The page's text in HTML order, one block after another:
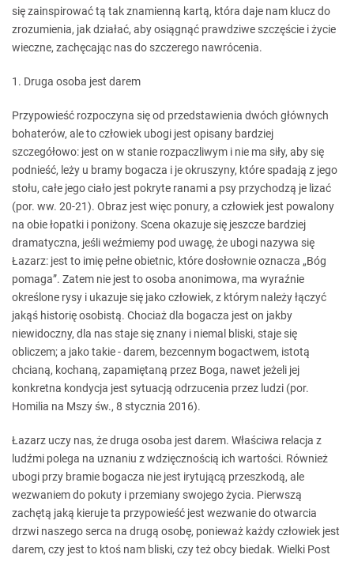
się zainspirować tą tak znamienną kartą, która daje nam klucz do
zrozumienia, jak działać, aby osiągnąć prawdziwe szczęście i życie
wieczne, zachęcając nas do szczerego nawrócenia.
1. Druga osoba jest darem
Przypowieść rozpoczyna się od przedstawienia dwóch głównych
bohaterów, ale to człowiek ubogi jest opisany bardziej
szczegółowo: jest on w stanie rozpaczliwym i nie ma siły, aby się
podnieść, leży u bramy bogacza i je okruszyny, które spadają z jego
stołu, całe jego ciało jest pokryte ranami a psy przychodzą je lizać
(por. ww. 20-21). Obraz jest więc ponury, a człowiek jest powalony
na obie łopatki i poniżony. Scena okazuje się jeszcze bardziej
dramatyczna, jeśli weźmiemy pod uwagę, że ubogi nazywa się
Łazarz: jest to imię pełne obietnic, które dosłownie oznacza „Bóg
pomaga”. Zatem nie jest to osoba anonimowa, ma wyraźnie
określone rysy i ukazuje się jako człowiek, z którym należy łączyć
jakąś historię osobistą. Chociaż dla bogacza jest on jakby
niewidoczny, dla nas staje się znany i niemal bliski, staje się
obliczem; a jako takie - darem, bezcennym bogactwem, istotą
chcianą, kochaną, zapamiętaną przez Boga, nawet jeżeli jej
konkretna kondycja jest sytuacją odrzucenia przez ludzi (por.
Homilia na Mszy św., 8 stycznia 2016).
Łazarz uczy nas, że druga osoba jest darem. Właściwa relacja z
ludźmi polega na uznaniu z wdzięcznością ich wartości. Również
ubogi przy bramie bogacza nie jest irytującą przeszkodą, ale
wezwaniem do pokuty i przemiany swojego życia. Pierwszą
zachętą jaką kieruje ta przypowieść jest wezwanie do otwarcia
drzwi naszego serca na drugą osobę, ponieważ każdy człowiek jest
darem, czy jest to ktoś nam bliski, czy też obcy biedak. Wielki Post